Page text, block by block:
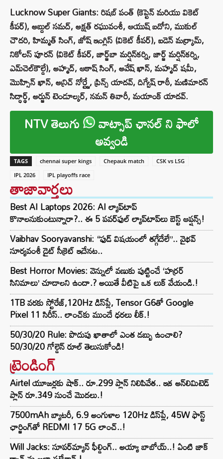
Lucknow Super Giants: రిషబ్ పంత్ (కెప్టెన్ మరియు వికెట్
కీపర్), అబ్దుల్ సమద్, అక్షత్ రఘువంశీ, ఆయుష్ బదోని, ముకుల్
చౌదరి, హిమ్మత్ సింగ్, జోష్ ఇంగ్లిస్ (వికెట్ కీపర్), ఐడెన్ మర్క్రామ్,
నికోలస్ పూరన్ (వికెట్ కీపర్, జార్జ్‌బా మర్షిన్‌కర్ని, జార్జ్ మర్షిన్‌కర్ని,
ఎమ్‌చెల్‌కౌల్డే), అహ్మద్, ఆకాష్ సింగ్, అవేష్ ఖాన్, మహ్మద్ షమీ,
మొహ్సిన్ ఖాన్, అన్రిచ్ నోర్ట్జే, ప్రిన్స్ యాదవ్, దిగ్వేష్ రాఠీ, మణిమారన్
సిద్ధార్థ్, అర్జున్ టెండూల్కర్, నమన్ తివారీ, మయాంక్ యాదవ్.
NTV తెలుగు వాట్సాప్ ఛానల్ ని ఫాలో
అవ్వండి
TAGS chennai super kings Chepauk match
CSK vs LSG
IPL 2026
IPL playoffs race
తాజావార్తలు
Best AI Laptops 2026: AI ల్యాప్‌టాప్
కొనాలనుకుంటున్నారా?.. ఈ 5 పవర్‌ఫుల్ ల్యాప్‌టాప్‌లు బెస్ట్ ఆప్షన్స్!
Vaibhav Sooryavanshi: “ఫుడ్ విషయంలో తగ్గేదేలే”.. వైభవ్
సూర్యవంశీ డైట్ సీక్రెట్ ఇదేనట..
Best Horror Movies: వెన్నులో వణుకు పుట్టించే ‘హర్రర్
సినిమాలు’ చూడాలని ఉందా.? అయితే వీటిపై ఒక లుక్ వేయండి.!
1TB వరకు స్టోరేజ్,120Hz డిస్‌ప్లే, Tensor G6తో Google
Pixel 11 సిరీస్.. లాంచ్⁭కు ముందే ధరలు లీక్.!
50/30/20 Rule: పొదుపు ఖాతాలో ఎంత డబ్బు ఉంచాలి?
50/30/20 గోల్డెన్ రూల్ తెలుసుకోండి!
ట్రెండింగ్‌
Airtel యూజర్లకు షాక్.. రూ.299 ప్లాన్ నిలిపివేత.. ఇక అన్‌లిమిటెడ్
ప్లాన్ రూ.349 నుంచే మొదలు.!
7500mAh బ్యాటరీ, 6.9 అంగుళాల 120Hz డిస్‌ప్లే, 45W ఫాస్ట్
ఛార్జింగ్‌తో REDMI 17 5G లాంచ్..!
Will Jacks: సూపర్‌మ్యాన్ ఫీల్డింగ్.. అయ్యా బాబోయ్..! ఏంటి జాక్